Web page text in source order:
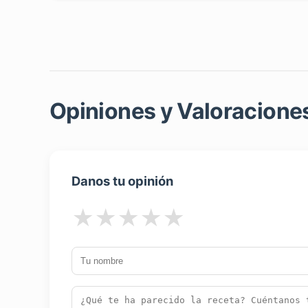
Opiniones y
Danos tu opinión
★
★
★
★
★